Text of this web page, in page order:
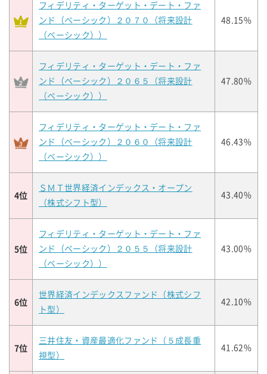
フィデリティ・ターゲット・デート・ファ
ンド（ベーシック）２０７０（将来設計
（ベーシック））
48.15%
フィデリティ・ターゲット・デート・ファ
ンド（ベーシック）２０６５（将来設計
（ベーシック））
47.80%
フィデリティ・ターゲット・デート・ファ
ンド（ベーシック）２０６０（将来設計
（ベーシック））
46.43%
4位
ＳＭＴ世界経済インデックス・オープン
（株式シフト型）
43.40%
5位
フィデリティ・ターゲット・デート・ファ
ンド（ベーシック）２０５５（将来設計
（ベーシック））
43.00%
6位
世界経済インデックスファンド（株式シフ
ト型）
42.10%
7位
三井住友・資産最適化ファンド（５成長重
視型）
41.62%